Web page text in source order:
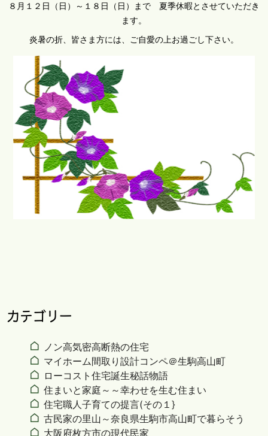
８月１２日（日）～１８日（日）まで 夏季休暇とさせていただき
ます。
炎暑の折、皆さま方には、ご自愛の上お過ごし下さい。
カテゴリー
ノン高気密高断熱の住宅
マイホーム間取り設計コンペ＠生駒高山町
ローコスト住宅誕生秘話物語
住まいと家庭～～幸わせを生む住まい
住宅職人子育ての提言(その１}
古民家の里山～奈良県生駒市高山町で暮らそう
大阪府枚方市の現代民家